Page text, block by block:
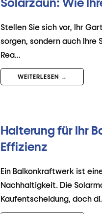
Stellen Sie sich vor, Ihr
sorgen, sondern auch Ihre
Rea…
WEITERLESEN →
Halterung für Ihr
Effizienz
Ein Balkonkraftwerk ist
Nachhaltigkeit. Die
Kaufentscheidung, doch